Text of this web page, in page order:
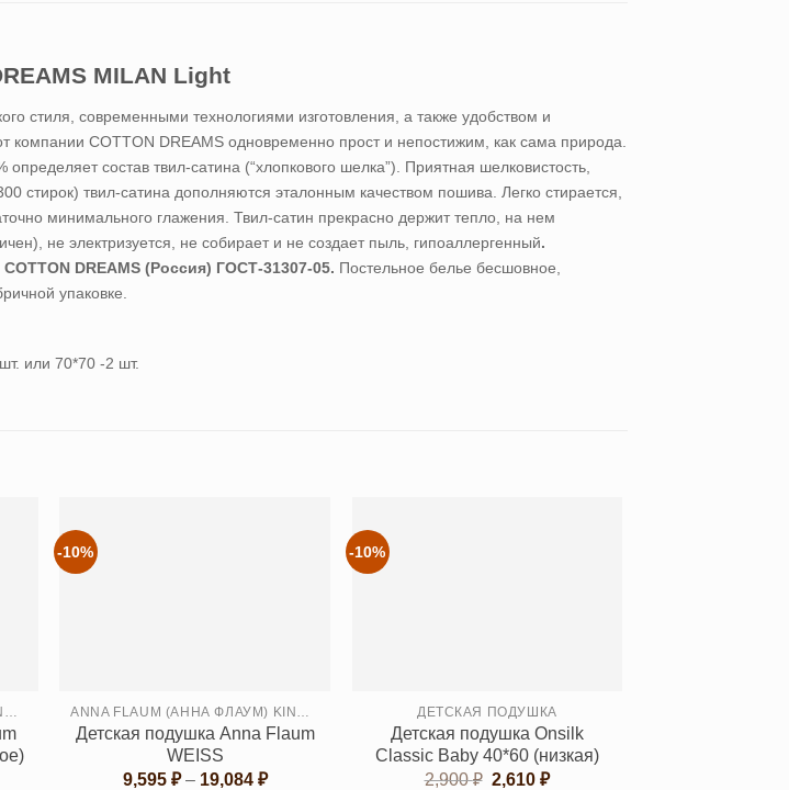
MILAN Light
стиля, современными технологиями изготовления, а также удобством и
компании COTTON DREAMS одновременно прост и непостижим, как сама природа.
состав твил-сатина (“хлопкового шелка”). Приятная шелковистость,
стирок) твил-сатина дополняются эталонным качеством пошива. Легко стирается,
минимального глажения. Твил-сатин прекрасно держит тепло, на нем
не электризуется, не собирает и не создает пыль, гипоаллергенный.
DREAMS (Россия) ГОСТ-31307-05. Постельное белье бесшовное,
упаковке.
или 70*70 -2 шт.
ANNA FLAUM (АННА ФЛАУМ) KINDER
-10%
ANNA FLAUM (АННА ФЛАУМ) KINDER
Детская подушка Anna Flaum
WEISS
9,595 ₽ – 19,084 ₽Диапазон
-10%
ДЕТСКАЯ ПОДУШКА
Детская подушка Onsilk
Classic Baby 40*60 (низкая)
2,900₽ Первоначальная
2,610₽Текущая